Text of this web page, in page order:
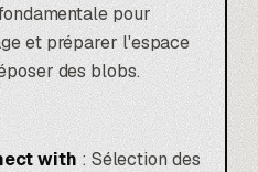
pour
et préparer l'espace
des blobs.
with: Sélection des